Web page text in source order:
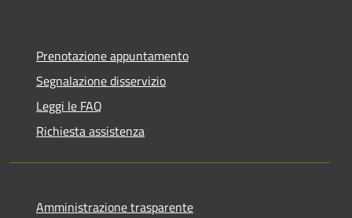
Prenotazione appuntamento
Segnalazione disservizio
Leggi le FAQ
Richiesta assistenza
Amministrazione trasparente